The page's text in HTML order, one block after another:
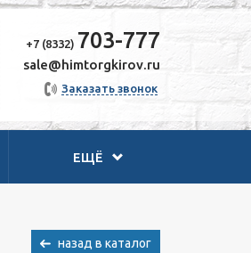
+7 (8332) 703-777
sale@himtorgkirov.ru
Заказать звонок
ЕЩЁ
назад в каталог